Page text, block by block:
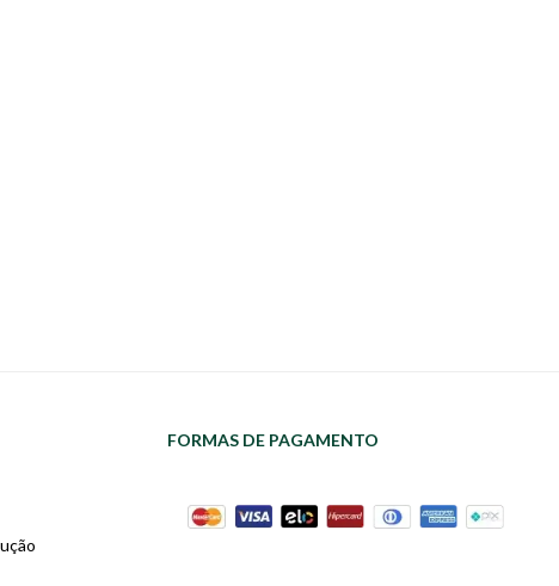
FORMAS DE PAGAMENTO